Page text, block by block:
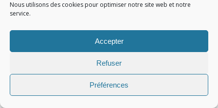
Nous utilisons des cookies pour optimiser notre site web et notre
service.
Accepter
Refuser
Préférences
Non classé
Offre d'Hébergement Web
Offre de Marketing Digital
Référencement naturel - 1 mois